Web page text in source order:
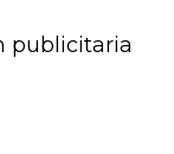
publicitaria